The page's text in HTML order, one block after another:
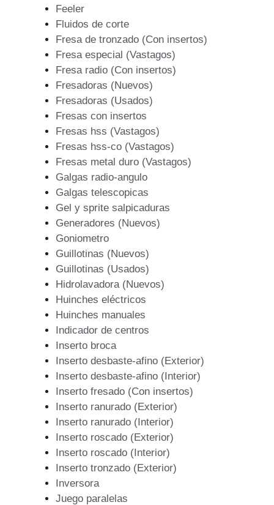
Feeler
Fluidos de corte
Fresa de tronzado (Con insertos)
Fresa especial (Vastagos)
Fresa radio (Con insertos)
Fresadoras (Nuevos)
Fresadoras (Usados)
Fresas con insertos
Fresas hss (Vastagos)
Fresas hss-co (Vastagos)
Fresas metal duro (Vastagos)
Galgas radio-angulo
Galgas telescopicas
Gel y sprite salpicaduras
Generadores (Nuevos)
Goniometro
Guillotinas (Nuevos)
Guillotinas (Usados)
Hidrolavadora (Nuevos)
Huinches eléctricos
Huinches manuales
Indicador de centros
Inserto broca
Inserto desbaste-afino (Exterior)
Inserto desbaste-afino (Interior)
Inserto fresado (Con insertos)
Inserto ranurado (Exterior)
Inserto ranurado (Interior)
Inserto roscado (Exterior)
Inserto roscado (Interior)
Inserto tronzado (Exterior)
Inversora
Juego paralelas